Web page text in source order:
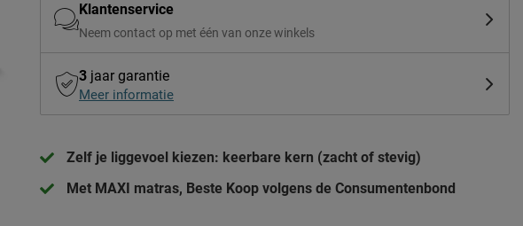
Klantenservice
Neem contact op met één van onze winkels
3 jaar garantie
Meer informatie
Zelf je liggevoel kiezen: keerbare kern (zacht of stevig)
Met MAXI matras, Beste Koop volgens de Consumentenbond